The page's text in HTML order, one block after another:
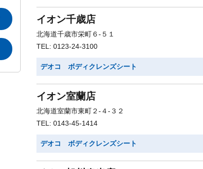
イオン千歳店
北海道千歳市栄町６-５１
TEL: 0123-24-3100
デオコ ボディクレンズシート
イオン室蘭店
北海道室蘭市東町２-４-３２
TEL: 0143-45-1414
デオコ ボディクレンズシート